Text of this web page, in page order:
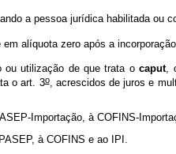
a pessoa jurídica habilitada ou
alíquota zero após a
ou utilização de que trata ocaput,
o art. 3o, acrescidos de juros e
Importação, à COFINS-
à COFINS e ao IPI.